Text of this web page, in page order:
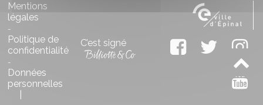
Mentions
légales
-
Politique de
confidentialité
-
Données
personnelles
C’est signé